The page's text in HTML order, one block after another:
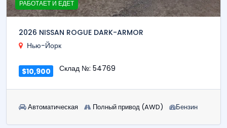
РАБОТАЕТ И ЕДЕТ
2026 NISSAN ROGUE DARK-ARMOR
Нью-Йорк
$10,900 Склад №: 54769
Автоматическая Полный привод (AWD) Бензин